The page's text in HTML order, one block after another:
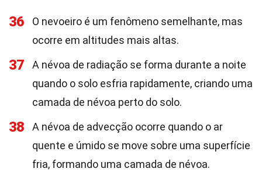
36
O nevoeiro é um fenômeno semelhante, mas
ocorre em altitudes mais altas.
37
A névoa de radiação se forma durante a noite
quando o solo esfria rapidamente, criando uma
camada de névoa perto do solo.
38
A névoa de advecção ocorre quando o ar
quente e úmido se move sobre uma superfície
fria, formando uma camada de névoa.